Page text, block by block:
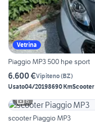
Vetrina
Piaggio MP3 500 hpe sport
6.600 €Vipiteno(BZ)
Usato04/20198690 KmScooter
6
scooter Piaggio MP3